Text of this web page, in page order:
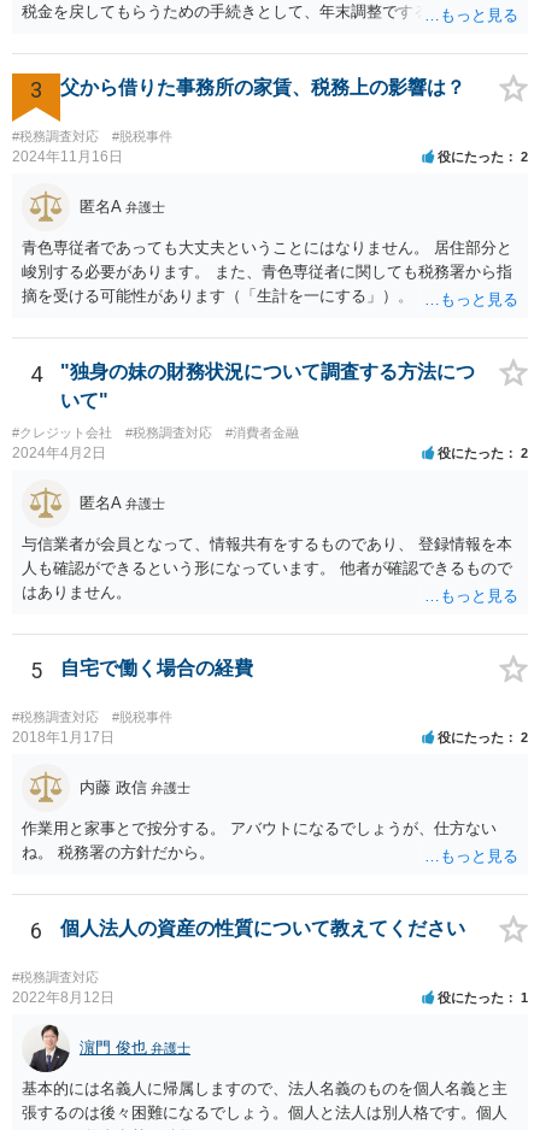
税金を戻してもらうための手続きとして、年末調整でするのか、確定
する義務がある場合で確定申告をしなかった場合には、税務署の調査
等があり、本来払うべき税金にプラスして加算税の処分を科される場
合もあります。 高額なものでもない限り単なる無申告だけでは直ちに
逮捕されないとは思います。
3 父から借りた事務所の家賃、税務上の影響は？
#税務調査対応 #脱税事件
2024年11月16日 役にたった 2
匿名A 弁護士
青色専従者であっても大丈夫ということにはなりません。 居住部分と
峻別する必要があります。 また、青色専従者に関しても税務署から指
摘を受ける可能性があります（「生計を一にする」）。
4
"独身の妹の財務状況について調査する方法につ
いて"
#クレジット会社 #税務調査対応 #消費者金融
2024年4月2日 役にたった 2
匿名A 弁護士
与信業者が会員となって、情報共有をするものであり、 登録情報を本
人も確認ができるという形になっています。 他者が確認できるもので
はありません。
5 自宅で働く場合の経費
#税務調査対応 #脱税事件
2018年1月17日 役にたった 2
内藤 政信 弁護士
作業用と家事とで按分する。 アバウトになるでしょうが、仕方ない
ね。 税務署の方針だから。
6 個人法人の資産の性質について教えてください
#税務調査対応
2022年8月12日 役にたった 1
濵門 俊也 弁護士
基本的には名義人に帰属しますので、法人名義のものを個人名義と主
張するのは後々困難になるでしょう。個人と法人は別人格です。個人